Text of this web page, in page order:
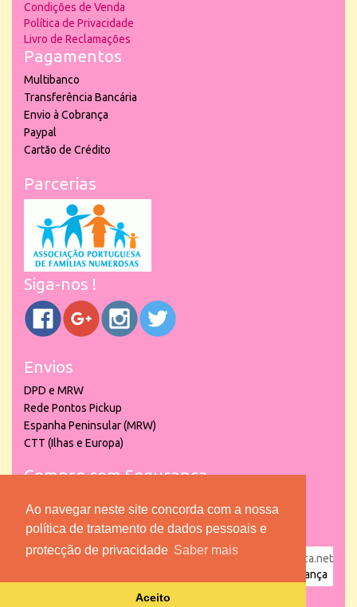
Ao navegar neste site concorda com a nossa
política de tratamento de dados pessoais e
protecção de privacidade Saber mais
Aceito
Condições de Venda
Política de Privacidade
Livro de Reclamações
Pagamentos
Multibanco
Transferência Bancária
Envio à Cobrança
Paypal
Cartão de Crédito
Parcerias
Siga-nos !
Envios
DPD e MRW
Rede Pontos Pickup
Espanha Peninsular (MRW)
CTT (Ilhas e Europa)
Compre com Segurança
powered by puber!a | © 2026 Copyright www.lojadacrianca.net
Loja da Criança